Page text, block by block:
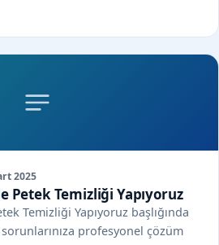
2025
Petek Temizliği Yapıyoruz
Temizliği Yapıyoruz başlığında
profesyonel çözüm